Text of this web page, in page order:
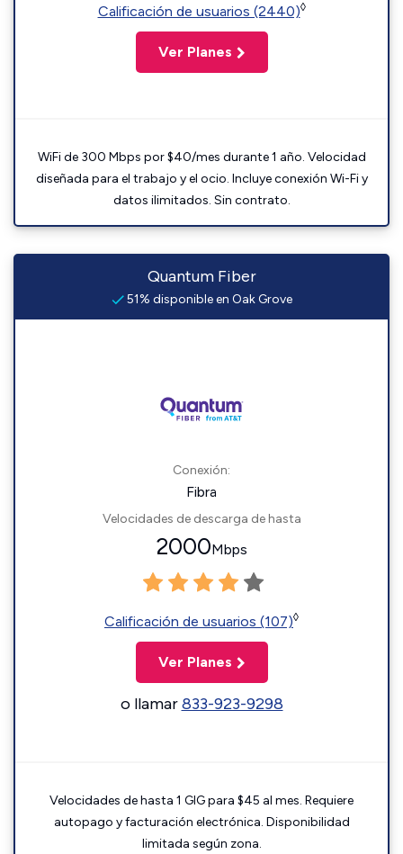
Calificación de usuarios (2440)◊
Ver Planes
WiFi de 300 Mbps por $40/mes durante 1 año. Velocidad
diseñada para el trabajo y el ocio. Incluye conexión Wi-Fi y
datos ilimitados. Sin contrato.
Quantum Fiber
51% disponible en Oak Grove
Conexión:
Fibra
Velocidades de descarga de hasta
2000Mbps
Calificación de usuarios (107)◊
Ver Planes
o llamar833-923-9298
Velocidades de hasta 1 GIG para $45 al mes. Requiere
autopago y facturación electrónica. Disponibilidad
limitada según zona.